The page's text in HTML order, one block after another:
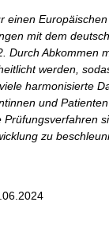
mit dem
Durch Abkommen
werden,
harmonisierte
und
zu